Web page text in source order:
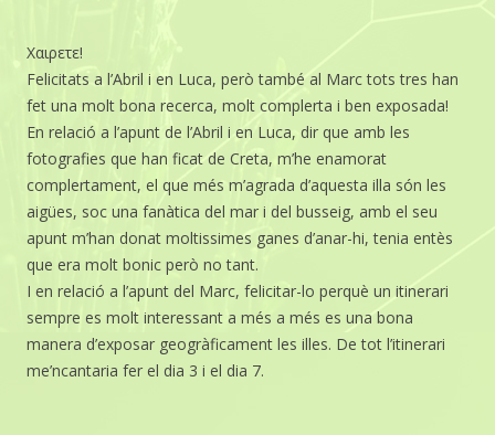
Χαιρετε!
Felicitats a l’Abril i en Luca, però també al Marc tots tres han
fet una molt bona recerca, molt complerta i ben exposada!
En relació a l’apunt de l’Abril i en Luca, dir que amb les
fotografies que han ficat de Creta, m’he enamorat
complertament, el que més m’agrada d’aquesta illa són les
aigües, soc una fanàtica del mar i del busseig, amb el seu
apunt m’han donat moltissimes ganes d’anar-hi, tenia entès
que era molt bonic però no tant.
I en relació a l’apunt del Marc, felicitar-lo perquè un itinerari
sempre es molt interessant a més a més es una bona
manera d’exposar geogràficament les illes. De tot l’itinerari
me’ncantaria fer el dia 3 i el dia 7.